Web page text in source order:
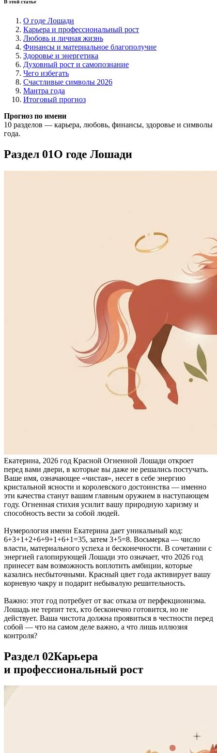
В этой статье
О годе Лошади
Карьера и профессиональный рост
Любовь и личная жизнь
Финансы и материальное благополучие
Здоровье и энергетика
Духовный рост и самопознание
Чего избегать
Счастливые символы 2026
Мантра года
Итоговый прогноз
Прогноз по имени
10 разделов — карьера, любовь, финансы, здоровье и символы
года.
Раздел 01О годе Лошади
Екатерина, 2026 год Красной Огненной Лошади откроет
перед вами двери, в которые вы даже не решались постучать.
Ваше имя, означающее «чистая», несет в себе энергию
кристальной ясности и королевского достоинства — именно
эти качества станут вашим главным оружием в наступающем
году. Огненная стихия усилит вашу природную харизму и
способность вести за собой людей.
Нумерология имени Екатерина дает уникальный код:
6+3+1+2+6+9+1+6+1=35, затем 3+5=8. Восьмерка — число
власти, материального успеха и бесконечности. В сочетании с
энергией галопирующей Лошади это означает, что 2026 год
принесет вам возможность воплотить амбиции, которые
казались несбыточными. Красный цвет года активирует вашу
корневую чакру и подарит небывалую решительность.
Важно: этот год потребует от вас отказа от перфекционизма.
Лошадь не терпит тех, кто бесконечно готовится, но не
действует. Ваша чистота должна проявиться в честности перед
собой — что на самом деле важно, а что лишь иллюзия
контроля?
Раздел 02Карьера
и профессиональный рост